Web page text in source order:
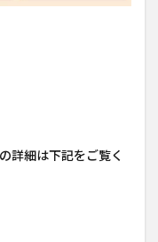
詳細は下記をご覧く